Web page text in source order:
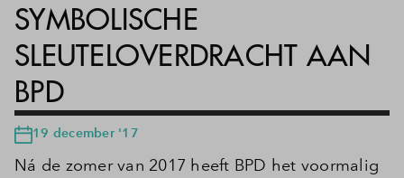
SYMBOLISCHE
SLEUTELOVERDRACHT AAN
BPD
19 december '17
Ná de zomer van 2017 heeft BPD het voormalig